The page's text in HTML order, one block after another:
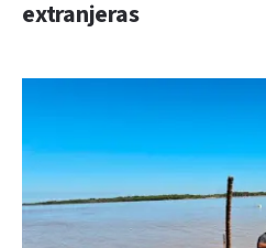
extranjeras